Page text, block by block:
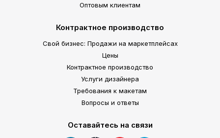
Оптовым клиентам
Контрактное производство
Свой бизнес: Продажи на маркетплейсах
Цены
Контрактное производство
Услуги дизайнера
Требования к макетам
Вопросы и ответы
Оставайтесь на связи